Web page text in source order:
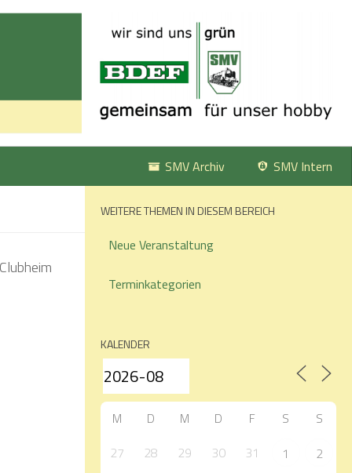
SMV Intern
SMV Archiv
WEITERE THEMEN IN DIESEM BEREICH
Neue Veranstaltung
Terminkategorien
KALENDER
M D M D F S S
27 28 29 30 31 1
2